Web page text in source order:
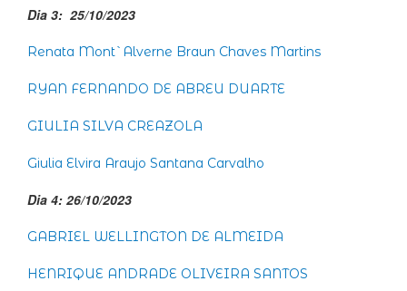
Dia 3: 25/10/2023
Renata Mont`Alverne Braun Chaves Martins
RYAN FERNANDO DE ABREU DUARTE
GIULIA SILVA CREAZOLA
Giulia Elvira Araujo Santana Carvalho
Dia 4: 26/10/2023
GABRIEL WELLINGTON DE ALMEIDA
HENRIQUE ANDRADE OLIVEIRA SANTOS